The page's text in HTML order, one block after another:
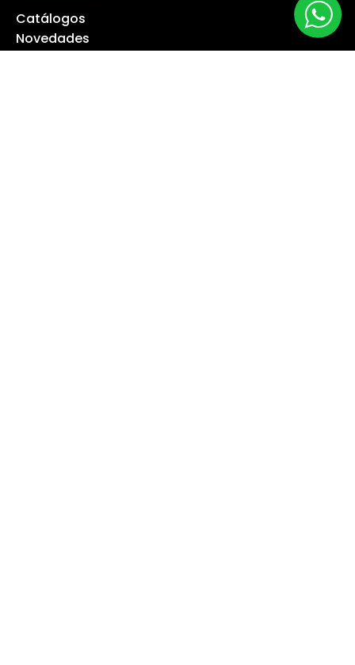
Catálogos
Novedades